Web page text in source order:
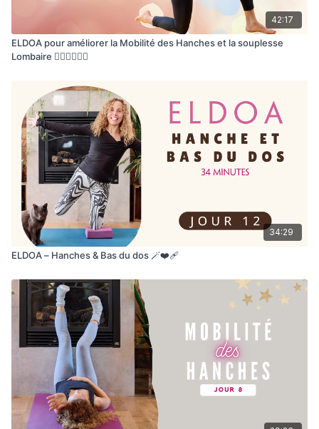
42:17
ELDOA pour améliorer la Mobilité des Hanches et la souplesse
Lombaire 🤸🏾‍♀️🧘🏽‍♀️
34:29
ELDOA – Hanches & Bas du dos 🪄❤️‍🩹